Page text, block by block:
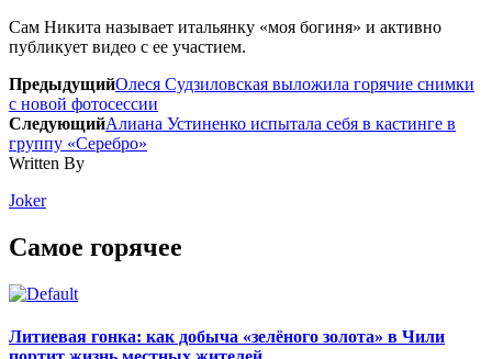
Сам Никита называет итальянку «моя богиня» и активно
публикует видео с ее участием.
ПредыдущийОлеся Судзиловская выложила горячие снимки
с новой фотосессии
СледующийАлиана Устиненко испытала себя в кастинге в
группу «Серебро»
Written By
Joker
Самое горячее
Литиевая гонка: как добыча «зелёного золота» в Чили